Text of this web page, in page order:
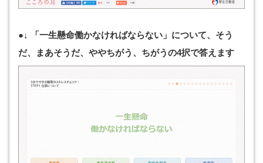
●↓ 「一生懸命働かなければならない」について、そう
だ、まあそうだ、ややちがう、ちがうの4択で答えます